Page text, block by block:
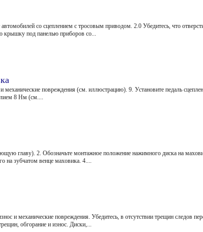
со сцеплением с тросовым приводом. 2.0 Убедитесь, что
крышку под панелью приборов со...
повреждения (см. иллюстрацию). 9. Установите педаль
8 Нм (см....
главу). 2. Обозначьте монтажное положение нажимного диска на
на зубчатом венце маховика. 4....
и механические повреждения. Убедитесь, в отсутствии трещин следов
обгорание и износ. Диски,...